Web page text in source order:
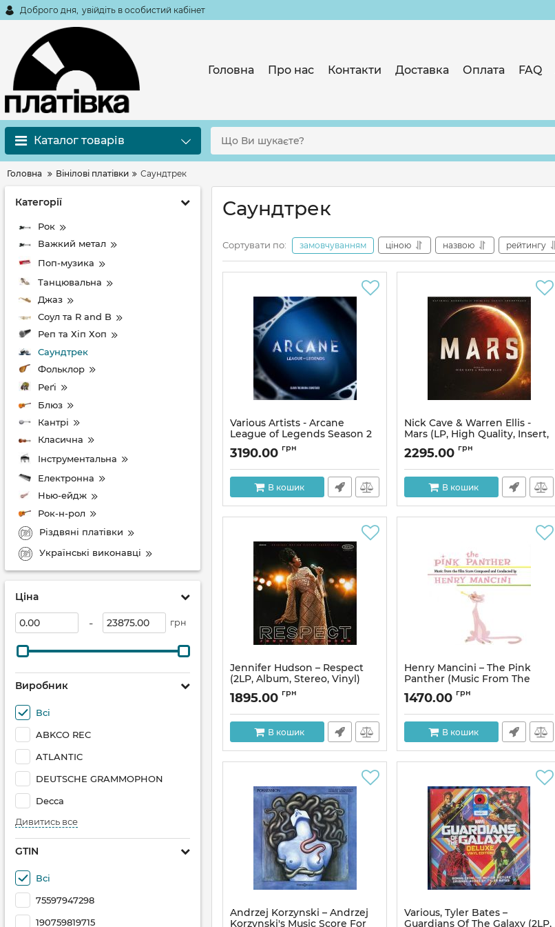
Доброго дня, увійдіть в особистий кабінет
Головна Про нас Контакти Доставка Оплата FAQ
Каталог товарів
Головна Вінілові платівки Саундтрек
Категорії
Рок
Важкий метал
Поп-музика
Танцювальна
Джаз
Соул та R and B
Реп та Хіп Хоп
Саундтрек
Фольклор
Реґі
Блюз
Кантрі
Класична
Інструментальна
Електронна
Нью-ейдж
Рок-н-рол
Різдвяні платівки
Українські виконавці
Ціна
- грн
Виробник
Всі
ABKCO REC
ATLANTIC
DEUTSCHE GRAMMOPHON
Decca
Дивитись все
GTIN
Всі
75597947298
190759819715
Саундтрек
Сортувати по: замовчуванням ціною назвою рейтингу
Various Artists - Arcane
League of Legends Season 2
(2LP, Stereo, Vinyl)
Артикул: 312778
3190.00 грн
В кошик
Nick Cave & Warren Ellis -
Mars (LP, High Quality, Insert,
Coloured Vinyl, Reissue,
Limited Edition, Vinyl)
Артикул: 312447
2295.00 грн
В кошик
Jennifer Hudson – Respect
(2LP, Album, Stereo, Vinyl)
Артикул: 262668
1895.00 грн
В кошик
Henry Mancini – The Pink
Panther (Music From The
Film Score) (LP, Album,
Deluxe Edition, Reissue,
Repress, 180g, Gatefold, Vinyl)
Артикул:
1470.00 грн
В кошик
Andrzej Korzynski – Andrzej
Korzynski's Music Score For
Various, Tyler Bates –
Guardians Of The Galaxy (2LP,